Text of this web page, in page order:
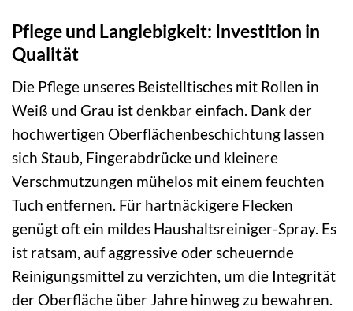
Pflege und Langlebigkeit: Investition in
Qualität
Die Pflege unseres Beistelltisches mit Rollen in
Weiß und Grau ist denkbar einfach. Dank der
hochwertigen Oberflächenbeschichtung lassen
sich Staub, Fingerabdrücke und kleinere
Verschmutzungen mühelos mit einem feuchten
Tuch entfernen. Für hartnäckigere Flecken
genügt oft ein mildes Haushaltsreiniger-Spray. Es
ist ratsam, auf aggressive oder scheuernde
Reinigungsmittel zu verzichten, um die Integrität
der Oberfläche über Jahre hinweg zu bewahren.